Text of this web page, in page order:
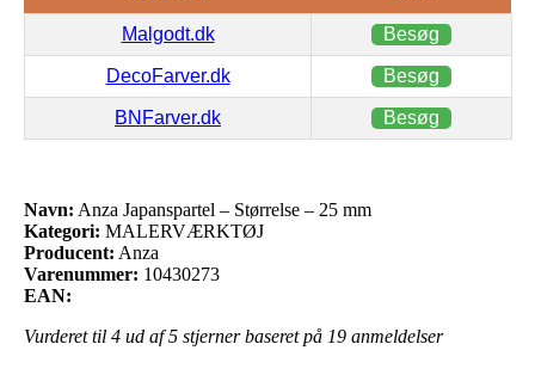
Malgodt.dk Besøg
DecoFarver.dk Besøg
BNFarver.dk Besøg
Navn: Anza Japanspartel – Størrelse – 25 mm
Kategori: MALERVÆRKTØJ
Producent: Anza
Varenummer: 10430273
EAN:
Vurderet til 4 ud af 5 stjerner baseret på 19 anmeldelser